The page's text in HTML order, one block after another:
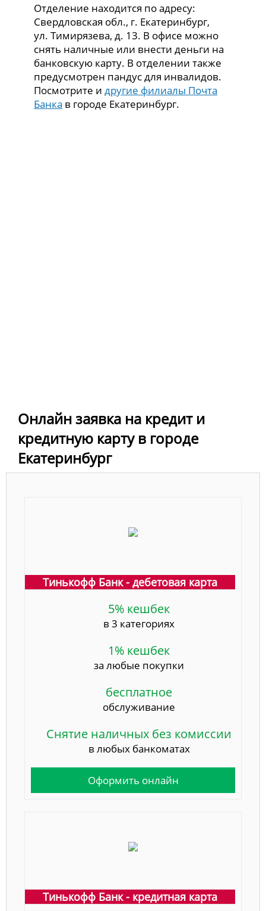
Отделение находится по адресу:
Свердловская обл., г. Екатеринбург,
ул. Тимирязева, д. 13. В офисе можно
снять наличные или внести деньги на
банковскую карту. В отделении также
предусмотрен пандус для инвалидов.
Посмотрите идругие филиалы Почта
Банка в городе Екатеринбург.
Онлайн заявка на кредит и
кредитную карту в городе
Екатеринбург
Тинькофф Банк - дебетовая карта
5% кешбек
в 3 категориях
1% кешбек
за любые покупки
бесплатное
обслуживание
Снятие наличных без комиссии
в любых банкоматах
Оформить онлайн
Тинькофф Банк - кредитная карта